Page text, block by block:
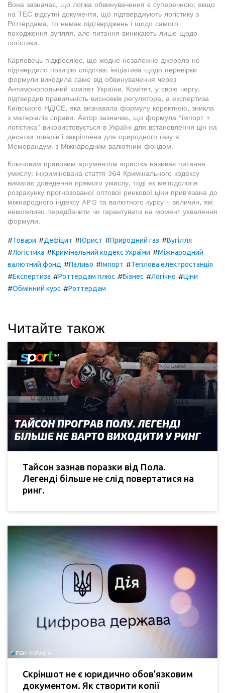
Вона зазначає, що логіка обвинувачення є суперечною: якщо
на ТЕС відсутні документи, що підтверджують логістику з
Роттердама, то немає підтверджень і щодо самого
походження вугілля, але питання виникають лише щодо
логістики.
Карповець підкреслює, що жодне незалежне джерело не
підтвердило позицію слідства: ініціатива щодо перевірки
формули виходила саме від обвинувачення через
Антимонопольний комітет України. Комітет, у свою чергу,
підтвердив правильність висновків регулятора, а експертиза
Київського НДІСЕ, яка визнавала формулу коректною, зникла
з матеріалів справи. Автор зазначає, що формула "імпорт +
логістика" використовується в Україні для встановлення цін на
десятки товарів і закріплена для природного газу в
Меморандумі з Міжнародним валютним фондом.
Ключовим правовим аргументом юристка називає питання
умислу: інкримінована стаття 364 Кримінального кодексу
вимагає доведення прямого умислу, тоді як методологія
розрахунку прогнозованої оптової ринкової ціни прив'язана до
міжнародного індексу API2 та валютного курсу - величин, які
неможливо передбачити чи гарантувати на момент ухвалення
формули.
#Товари #Дефіцит #Юрист #Природний газ #Вугілля
#Логістика #Кримінальний кодекс України #Міжнародний
валютний фонд #Паливо #Імпорт #Теплова електростанція
#Експертиза #Роттердам плюс #Бізнес #Логічно #Ціни
#Обмінний курс #Роттердам
Читайте також
Тайсон зазнав поразки від Пола.
Легенді більше не слід повертатися на
ринг.
Скріншот не є юридично обов'язковим
документом. Як створити копії